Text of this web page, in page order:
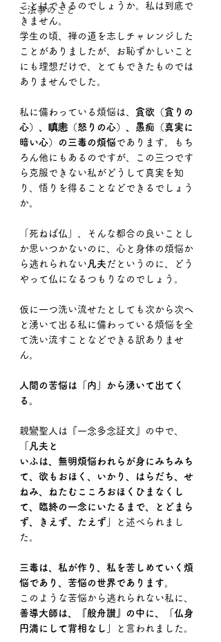
ご法事のこと
ことはできるのでしょうか。私は到底で
きません。
学生の頃、禅の道を志しチャレンジした
ことがありましたが、お恥ずかしいこと
にも理想だけで、とてもできたものでは
ありませんでした。
私に備わっている煩悩は、 貪欲（貪りの
心）、瞋恚（怒りの心）、愚痴（真実に
暗い心）の三毒の煩悩 であります。もち
ろん他にもあるのですが、この三つです
ら克服できない私がどうして真実を知
り、悟りを得ることなどできるでしょう
か。
「死ねば仏」、そんな都合の良いことし
か思いつかないのに、心と身体の煩悩か
ら逃れられない 凡夫 だというのに、どう
やって仏になるつもりなのでしょう。
仮に一つ洗い流せたとしても次から次へ
と湧いて出る私に備わっている煩悩を全
て洗い流すことなどできる訳ありませ
ん。
人間の苦悩は「内」から湧いて出てく
る。
親鸞聖人は『一念多念証文』の中で、
「凡夫と
いふは、無明煩悩われらが身にみちみち
て、欲もおほく、いかり、はらだち、せ
ねみ、ねたむこころおほくひまなくし
て、臨終の一念にいたるまで、とどまら
ず、きえず、たえず」
と述べられまし
た。
三毒は、私が作り、私を苦しめていく煩
悩であり、苦悩の世界であります。
このような苦悩から逃れられない私に、
善導大師は、『般舟讃』の中に、「仏身
円満にして背相なし」
と言われました。